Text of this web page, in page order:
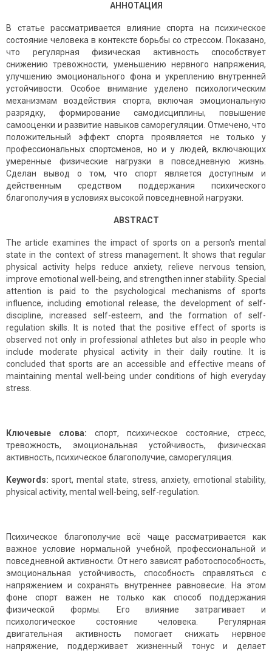
АННОТАЦИЯ
В статье рассматривается влияние спорта на психическое
состояние человека в контексте борьбы со стрессом. Показано,
что регулярная физическая активность способствует
снижению тревожности, уменьшению нервного напряжения,
улучшению эмоционального фона и укреплению внутренней
устойчивости. Особое внимание уделено психологическим
механизмам воздействия спорта, включая эмоциональную
разрядку, формирование самодисциплины, повышение
самооценки и развитие навыков саморегуляции. Отмечено, что
положительный эффект спорта проявляется не только у
профессиональных спортсменов, но и у людей, включающих
умеренные физические нагрузки в повседневную жизнь.
Сделан вывод о том, что спорт является доступным и
действенным средством поддержания психического
благополучия в условиях высокой повседневной нагрузки.
ABSTRACT
The article examines the impact of sports on a person's mental
state in the context of stress management. It shows that regular
physical activity helps reduce anxiety, relieve nervous tension,
improve emotional well-being, and strengthen inner stability. Special
attention is paid to the psychological mechanisms of sports
influence, including emotional release, the development of self-
discipline, increased self-esteem, and the formation of self-
regulation skills. It is noted that the positive effect of sports is
observed not only in professional athletes but also in people who
include moderate physical activity in their daily routine. It is
concluded that sports are an accessible and effective means of
maintaining mental well-being under conditions of high everyday
stress.
Ключевые слова: спорт, психическое состояние, стресс,
тревожность, эмоциональная устойчивость, физическая
активность, психическое благополучие, саморегуляция.
Keywords:sport, mental state, stress, anxiety, emotional stability,
physical activity, mental well-being, self-regulation.
Психическое благополучие всё чаще рассматривается как
важное условие нормальной учебной, профессиональной и
повседневной активности. От него зависят работоспособность,
эмоциональная устойчивость, способность справляться с
напряжением и сохранять внутреннее равновесие. На этом
фоне спорт важен не только как способ поддержания
физической формы. Его влияние затрагивает и
психологическое состояние человека. Регулярная
двигательная активность помогает снижать нервное
напряжение, поддерживает жизненный тонус и делает